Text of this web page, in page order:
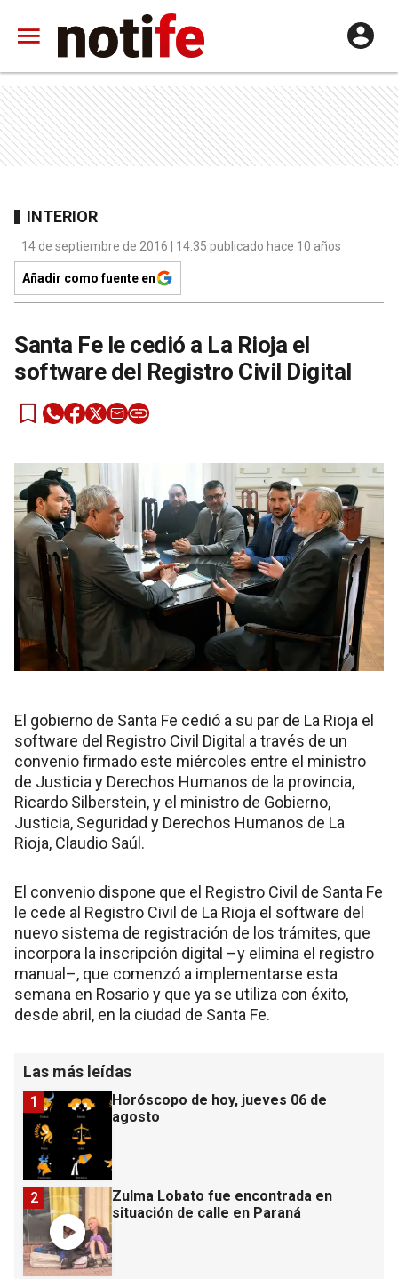
INTERIOR
14 de septiembre de 2016 | 14:35 publicado hace 10 años
Añadir como fuente en
Santa Fe le cedió a La Rioja el
software del Registro Civil Digital
El gobierno de Santa Fe cedió a su par de La Rioja el
software del Registro Civil Digital a través de un
convenio firmado este miércoles entre el ministro
de Justicia y Derechos Humanos de la provincia,
Ricardo Silberstein, y el ministro de Gobierno,
Justicia, Seguridad y Derechos Humanos de La
Rioja, Claudio Saúl.
El convenio dispone que el Registro Civil de Santa Fe
le cede al Registro Civil de La Rioja el software del
nuevo sistema de registración de los trámites, que
incorpora la inscripción digital –y elimina el registro
manual–, que comenzó a implementarse esta
semana en Rosario y que ya se utiliza con éxito,
desde abril, en la ciudad de Santa Fe.
Las más leídas
Horóscopo de hoy, jueves 06 de
agosto
1
Zulma Lobato fue encontrada en
situación de calle en Paraná
2